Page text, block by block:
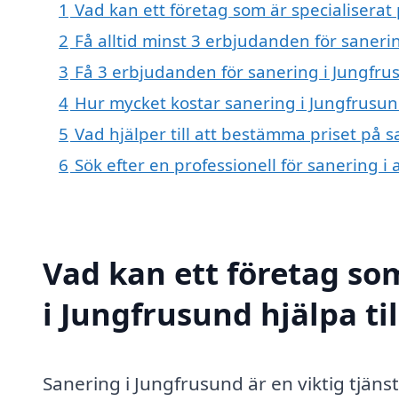
1 Vad kan ett företag som är
2 Få alltid minst 3 erbjudanden för
3 Få 3 erbjudanden för sanering i
4 Hur mycket kostar sanering i
5 Vad hjälper till att bestämma priset på
6 Sök efter en professionell för sanering i
Vad kan ett företag
i Jungfrusund hjälpa
Sanering i Jungfrusund är en viktig